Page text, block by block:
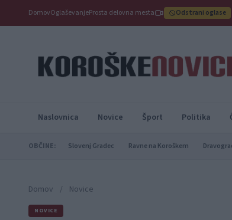
DomovOglaševanjeProsta delovna mesta Odstrani oglase
Naslovnica Novice Šport Politika
OBČINE: Slovenj Gradec Ravne na Koroškem
Domov / Novice
NOVICE